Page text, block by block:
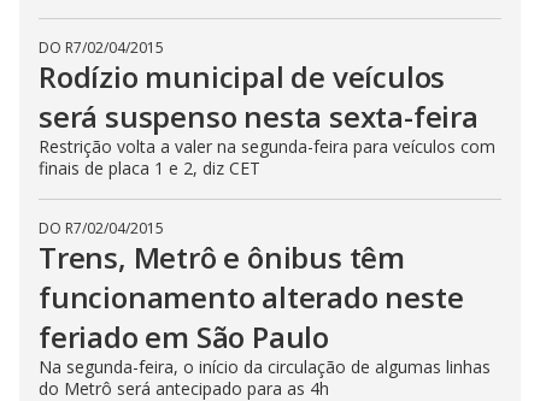
DO R7/02/04/2015
Rodízio municipal de veículos
será suspenso nesta sexta-feira
Restrição volta a valer na segunda-feira para veículos com
finais de placa 1 e 2, diz CET
DO R7/02/04/2015
Trens, Metrô e ônibus têm
funcionamento alterado neste
feriado em São Paulo
Na segunda-feira, o início da circulação de algumas linhas
do Metrô será antecipado para as 4h